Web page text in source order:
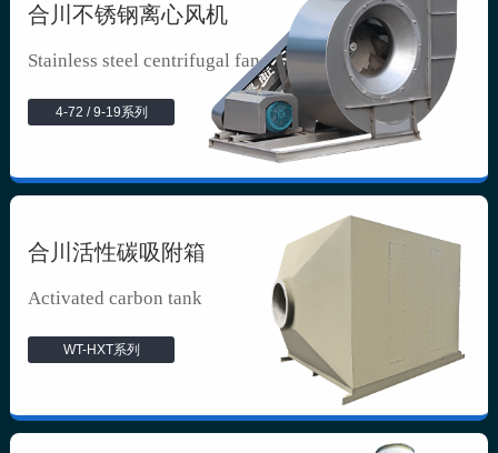
合川不锈钢离心风机
Stainless steel centrifugal fan
4-72 / 9-19系列
合川活性碳吸附箱
Activated carbon tank
WT-HXT系列